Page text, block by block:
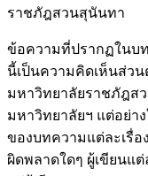
ราชภัฎสวนสุนันทา
ข้อความที่ปรากฏในบท
นี้เป็นความคิดเห็นส่วน
มหาวิทยาลัยราชภัฎส
มหาวิทยาลัยฯ แต่อย่า
ของบทความแต่ละเรื่อ
ผิดพลาดใดๆ ผู้เขียนแ